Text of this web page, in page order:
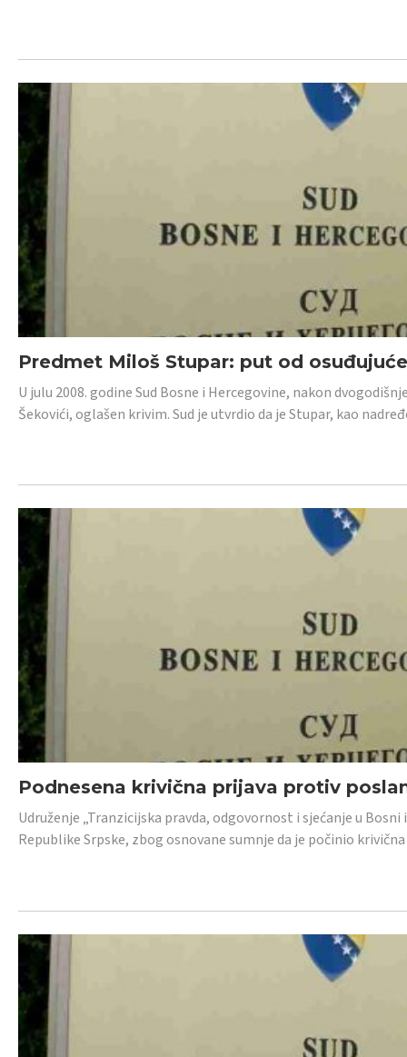
Predmet Miloš Stupar: put od
U julu 2008. godine Sud Bosne i Hercegovine, nakon
Šekovići, oglašen krivim. Sud je utvrdio da je Stupar, kao
Podnesena krivična prijava protiv
Udruženje „Tranzicijska pravda, odgovornost i sjećanje u
Republike Srpske, zbog osnovane sumnje da je počinio